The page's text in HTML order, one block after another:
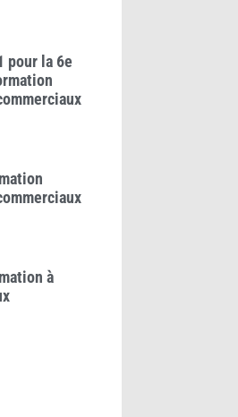
pour la 6e
à